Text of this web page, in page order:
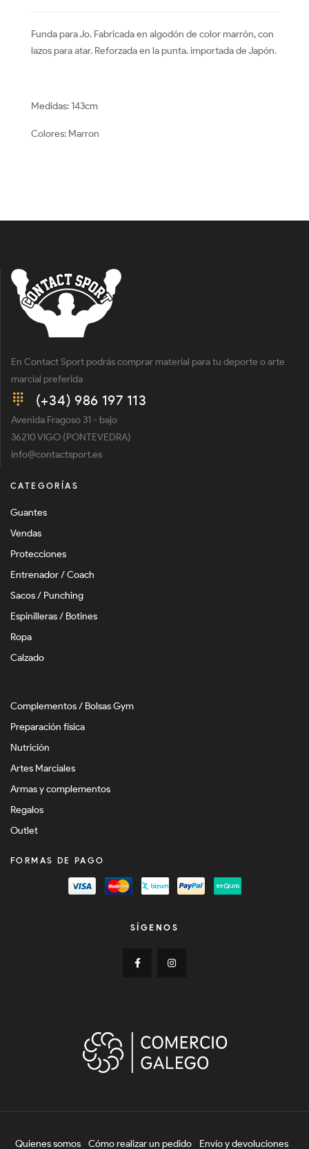
Funda para Jo. Fabricada en algodón de color marrón, con
lazos para atar. Reforzada en la punta. importada de Japón.
Medidas: 143cm
Colores: Marron
En Contact Sport podrás comprar material para tu deporte o arte
marcial preferida
(+34) 986 197 113
Avenida Fragoso 31 - bajo
36210 VIGO (PONTEVEDRA)
info@contactsport.es
CATEGORÍAS
Guantes
Vendas
Protecciones
Entrenador / Coach
Sacos / Punching
Espinilleras / Botines
Ropa
Calzado
Complementos / Bolsas Gym
Preparación física
Nutrición
Artes Marciales
Armas y complementos
Regalos
Outlet
FORMAS DE PAGO
SÍGENOS
Quienes somos Cómo realizar un pedido Envío y devoluciones